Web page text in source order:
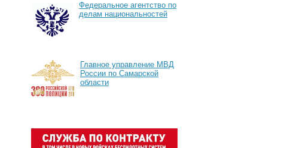
Федеральное агентство по
делам национальностей
Главное управление МВД
России по Самарской
области